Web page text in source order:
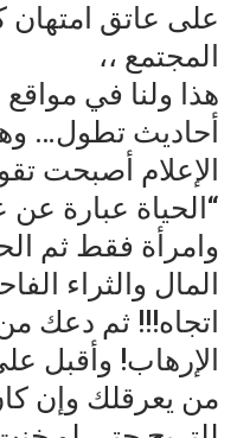
على عاتق
المجتمع ،،
هذا ولنا في
أحاديث تطول…
الإعلام أصبحت
“الحياة عبارة
وامرأة فقط ثم
المال والثراء
اتجاه!!! ثم دعك
الإرهاب! وأقبل
من يعرقلك وإن